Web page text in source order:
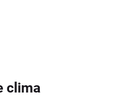
clima